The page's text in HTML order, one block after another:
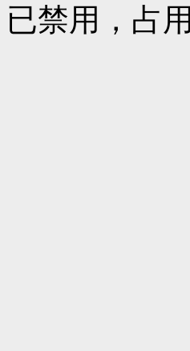
已禁用，占